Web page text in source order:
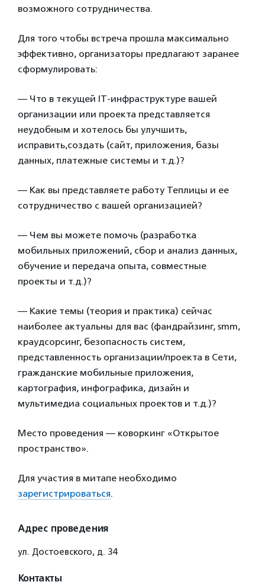
возможного сотрудничества.
Для того чтобы встреча прошла максимально
эффективно, организаторы предлагают заранее
сформулировать:
— Что в текущей IT-инфраструктуре вашей
организации или проекта представляется
неудобным и хотелось бы улучшить,
исправить,создать (сайт, приложения, базы
данных, платежные системы и т.д.)?
— Как вы представляете работу Теплицы и ее
сотрудничество с вашей организацией?
— Чем вы можете помочь (разработка
мобильных приложений, сбор и анализ данных,
обучение и передача опыта, совместные
проекты и т.д.)?
— Какие темы (теория и практика) сейчас
наиболее актуальны для вас (фандрайзинг, smm,
краудсорсинг, безопасность систем,
представленность организации/проекта в Сети,
гражданские мобильные приложения,
картография, инфографика, дизайн и
мультимедиа социальных проектов и т.д.)?
Место проведения — коворкинг «Открытое
пространство».
Для участия в митапе необходимо
зарегистрироваться.
Адрес проведения
ул. Достоевского, д. 34
Контакты